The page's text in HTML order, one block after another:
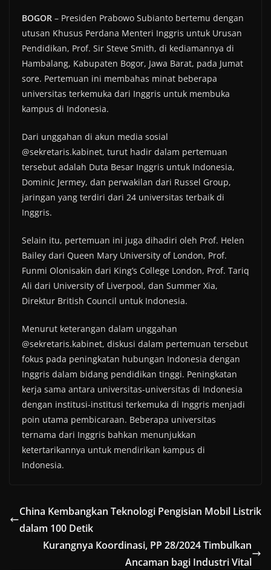
BOGOR – Presiden Prabowo Subianto bertemu dengan
utusan Khusus Perdana Menteri Inggris untuk Urusan
Pendidikan, Prof. Sir Steve Smith, di kediamannya di
Hambalang, Kabupaten Bogor, Jawa Barat, pada Jumat
sore. Pertemuan ini membahas minat beberapa
universitas terkemuka dari Inggris untuk membuka
kampus di Indonesia.
Dari unggahan di akun media sosial
@sekretaris.kabinet, turut hadir dalam pertemuan
tersebut adalah Duta Besar Inggris untuk Indonesia,
Dominic Jermey, dan perwakilan dari Russel Group,
jaringan yang terdiri dari 24 universitas terbaik di
Inggris.
Selain itu, pertemuan ini juga dihadiri oleh Prof. Helen
Bailey dari Queen Mary University of London, Prof.
Funmi Olonisakin dari King’s College London, Prof. Tariq
Ali dari University of Liverpool, dan Summer Xia,
Direktur British Council untuk Indonesia.
Menurut keterangan dalam unggahan
@sekretaris.kabinet, diskusi dalam pertemuan tersebut
fokus pada peningkatan hubungan Indonesia dengan
Inggris dalam bidang pendidikan tinggi. Peningkatan
kerja sama antara universitas-universitas di Indonesia
dengan institusi-institusi terkemuka di Inggris menjadi
poin utama pembicaraan. Beberapa universitas
ternama dari Inggris bahkan menunjukkan
ketertarikannya untuk mendirikan kampus di
Indonesia.
China Kembangkan Teknologi Pengisian Mobil Listrik
dalam 100 Detik
Kurangnya Koordinasi, PP 28/2024 Timbulkan
Ancaman bagi Industri Vital